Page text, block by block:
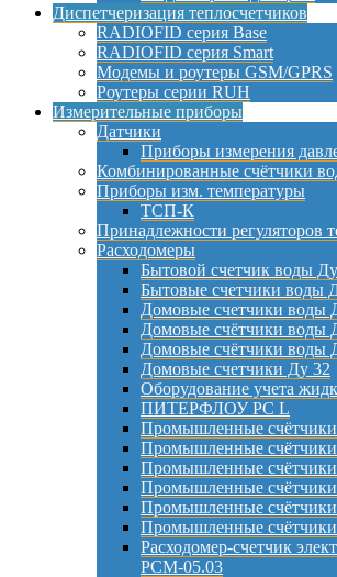
Диспетчеризация теплосчетчиков
RADIOFID серия Base
RADIOFID серия Smart
Модемы и роутеры GSM/GPRS
Роутеры серии RUH
Измерительные приборы
Датчики
Приборы измерения
Комбинированные счётчики
Приборы изм. температуры
ТСП-К
Принадлежности регуляторов
Расходомеры
Бытовой счетчик воды
Бытовые счетчики воды
Домовые счетчики воды
Домовые счётчики воды
Домовые счётчики воды
Домовые счетчики Ду 32
Оборудование учета
ПИТЕРФЛОУ РС L
Промышленные
Промышленные
Промышленные
Промышленные
Промышленные
Промышленные
Расходомер-счетчик
РСМ-05.03